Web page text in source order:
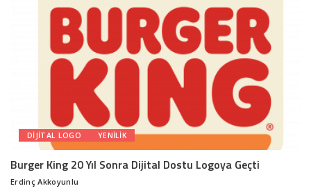
DIJITAL LOGO YENILIK
Burger King 20 Yıl Sonra Dijital Dostu Logoya Geçti
Posted
Erdinç Akkoyunlu